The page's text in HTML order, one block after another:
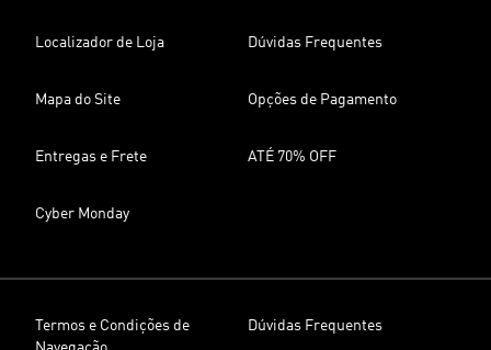
Localizador de Loja Dúvidas Frequentes
Mapa do Site Opções de Pagamento
Entregas e Frete ATÉ 70% OFF
Cyber Monday
Termos e Condições de
Dúvidas Frequentes